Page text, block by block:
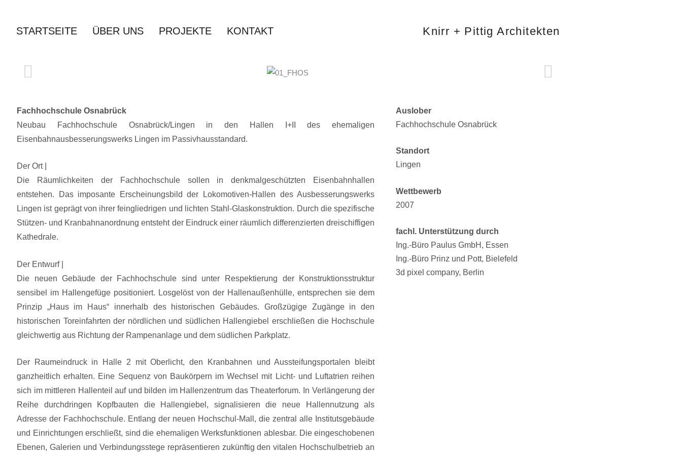
springenSTARTSEITE ÜBER UNS PROJEKTE KONTAKT Knirr + Pittig Architekten
Fachhochschule Osnabrück
Neubau Fachhochschule Osnabrück/Lingen in den Hallen I+II des ehemaligen
Eisenbahnausbesserungswerks Lingen im Passivhausstandard.
Der Ort |
Die Räumlichkeiten der Fachhochschule sollen in denkmalgeschützten Eisenbahnhallen
entstehen. Das imposante Erscheinungsbild der Lokomotiven-Hallen des Ausbesserungswerks
Lingen ist geprägt von ihrer feingliedrigen und lichten Stahl-Glaskonstruktion. Durch die spezifische
Stützen- und Kranbahnanordnung entsteht der Eindruck einer räumlich differenzierten dreischiffigen
Kathedrale.
Der Entwurf |
Die neuen Gebäude der Fachhochschule sind unter Respektierung der Konstruktionsstruktur
sensibel im Hallengefüge positioniert. Losgelöst von der Hallenaußenhülle, entsprechen sie dem
Prinzip „Haus im Haus“ innerhalb des historischen Gebäudes. Großzügige Zugänge in den
historischen Toreinfahrten der nördlichen und südlichen Hallengiebel erschließen die Hochschule
gleichwertig aus Richtung der Rampenanlage und dem südlichen Parkplatz.
Der Raumeindruck in Halle 2 mit Oberlicht, den Kranbahnen und Aussteifungsportalen bleibt
ganzheitlich erhalten. Eine Sequenz von Baukörpern im Wechsel mit Licht- und Luftatrien reihen
sich im mittleren Hallenteil auf und bilden im Hallenzentrum das Theaterforum. In Verlängerung der
Reihe durchdringen Kopfbauten die Hallengiebel, signalisieren die neue Hallennutzung als
Adresse der Fachhochschule. Entlang der neuen Hochschul-Mall, die zentral alle Institutsgebäude
und Einrichtungen erschließt, sind die ehemaligen Werksfunktionen ablesbar. Die eingeschobenen
Ebenen, Galerien und Verbindungsstege repräsentieren zukünftig den vitalen Hochschulbetrieb an
Auslober
Fachhochschule Osnabrück
Standort
Lingen
Wettbewerb
2007
fachl. Unterstützung durch
Ing.-Büro Paulus GmbH, Essen
Ing.-Büro Prinz und Pott, Bielefeld
3d pixel company, Berlin